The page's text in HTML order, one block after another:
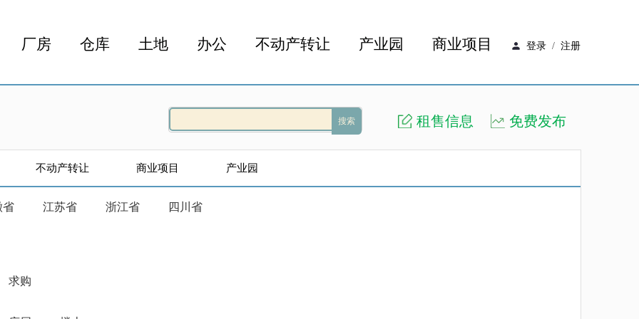
厂房 仓库 土地 办公 不动产转让 产业园 商业项目 登录 / 注册
租售信息 免费发布
搜索
不动产转让 商业项目 产业园
省 江苏省 浙江省 四川省
求购